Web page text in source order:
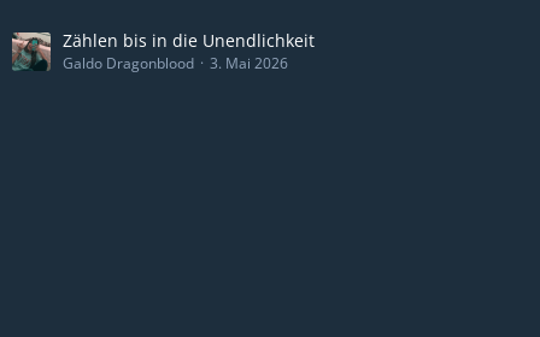
Zählen bis in die Unendlichkeit
Galdo Dragonblood 3. Mai 2026